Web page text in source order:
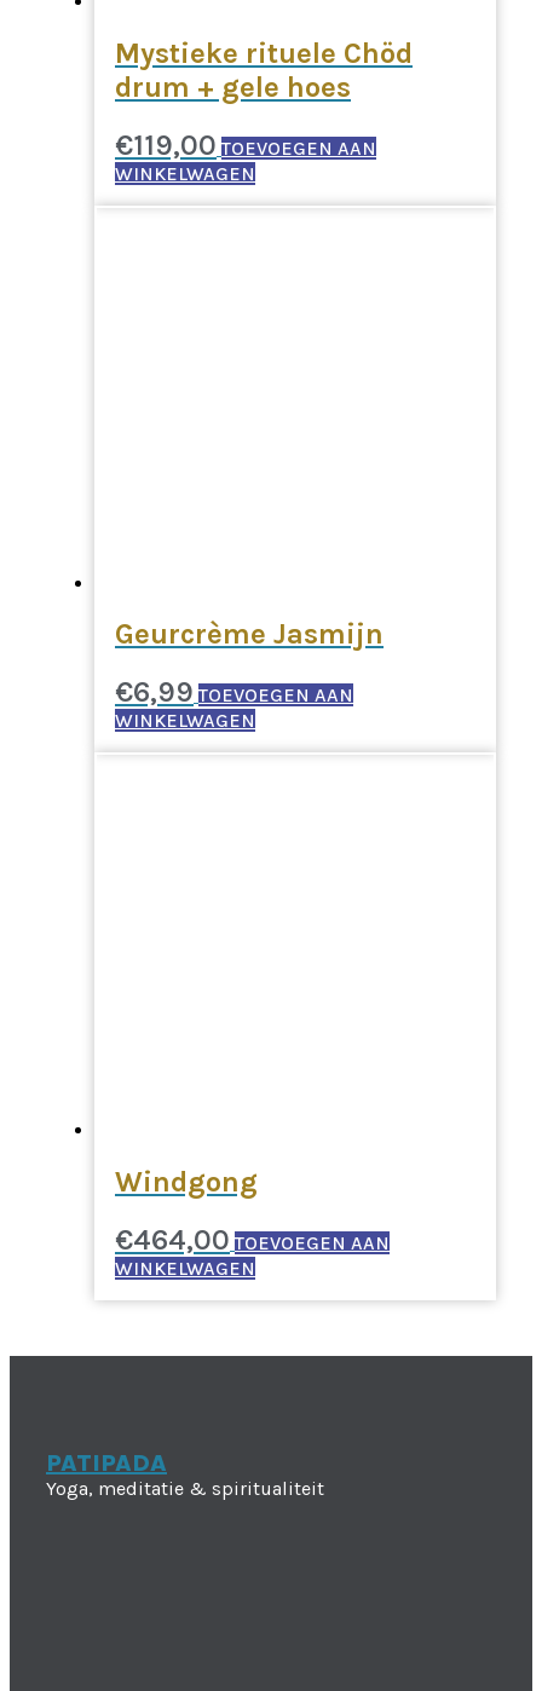
Mystieke rituele Chöd
drum + gele hoes
€119,00 TOEVOEGEN AAN
WINKELWAGEN
Geurcrème Jasmijn
€6,99 TOEVOEGEN AAN
WINKELWAGEN
Windgong
€464,00 TOEVOEGEN AAN
WINKELWAGEN
PATIPADA
Yoga, meditatie & spiritualiteit